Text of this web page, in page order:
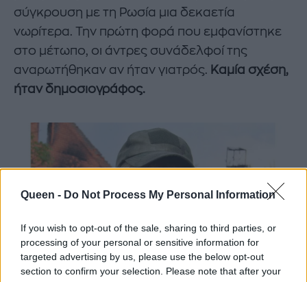
Queen - Do Not Process My Personal Information
If you wish to opt-out of the sale, sharing to third parties, or
processing of your personal or sensitive information for
targeted advertising by us, please use the below opt-out
section to confirm your selection. Please note that after your
σύγκρουση με τη Ρωσία μια δεκαετία
νωρίτερα. Την πρώτη φορά που εμφανίστηκε
στο μέτωπο, οι άντρες συνάδελφοί της
αναρωτήθηκαν αν ήταν γιατρός. Καμία σχέση,
ήταν δημοσιογράφος.